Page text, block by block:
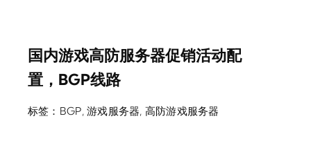
国内游戏高防服务器促销活动配
置，BGP线路
标签： BGP,游戏服务器, 高防游戏服务器